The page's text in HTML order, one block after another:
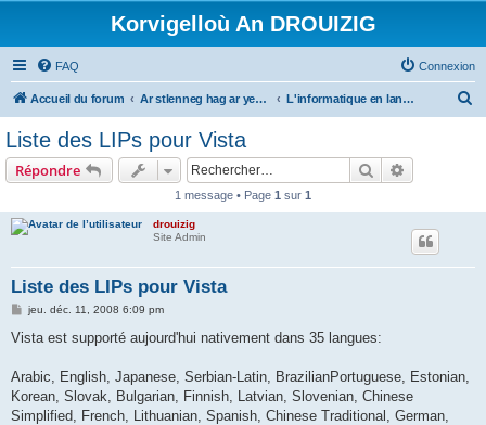
Korvigelloù An DROUIZIG
FAQ Connexion
Accueil du forum Ar stlenneg hag ar yezhoù bihan er bed a-bezh L'informatique en langues régionales et minoritaires
Liste des LIPs pour Vista
Répondre Rechercher
1 message • Page 1 sur 1
drouizig
Site Admin
Liste des LIPs pour Vista
M
s
g
jeu. déc. 11, 2008 6:09 pm
Vista est supporté aujourd'hui nativement dans 35 langues:
Arabic, English, Japanese, Serbian-Latin, BrazilianPortuguese, Estonian,
Korean, Slovak, Bulgarian, Finnish, Latvian, Slovenian, Chinese
Simplified, French, Lithuanian, Spanish, Chinese Traditional, German,